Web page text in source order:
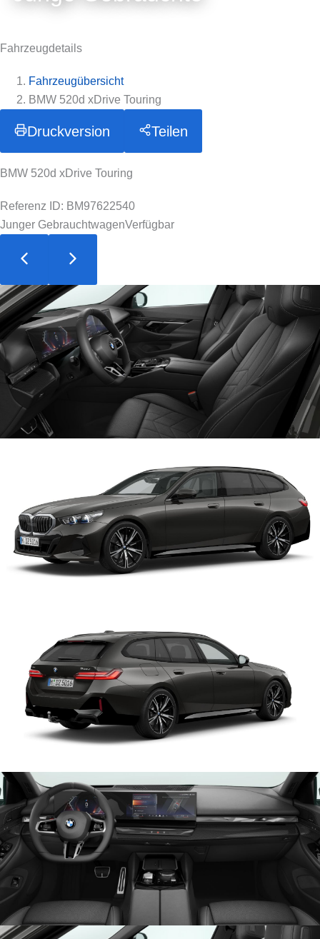
Fahrzeugdetails
Fahrzeugübersicht
BMW 520d xDrive Touring
Druckversion Teilen
BMW 520d xDrive Touring
Referenz ID: BM97622540
Junger GebrauchtwagenVerfügbar